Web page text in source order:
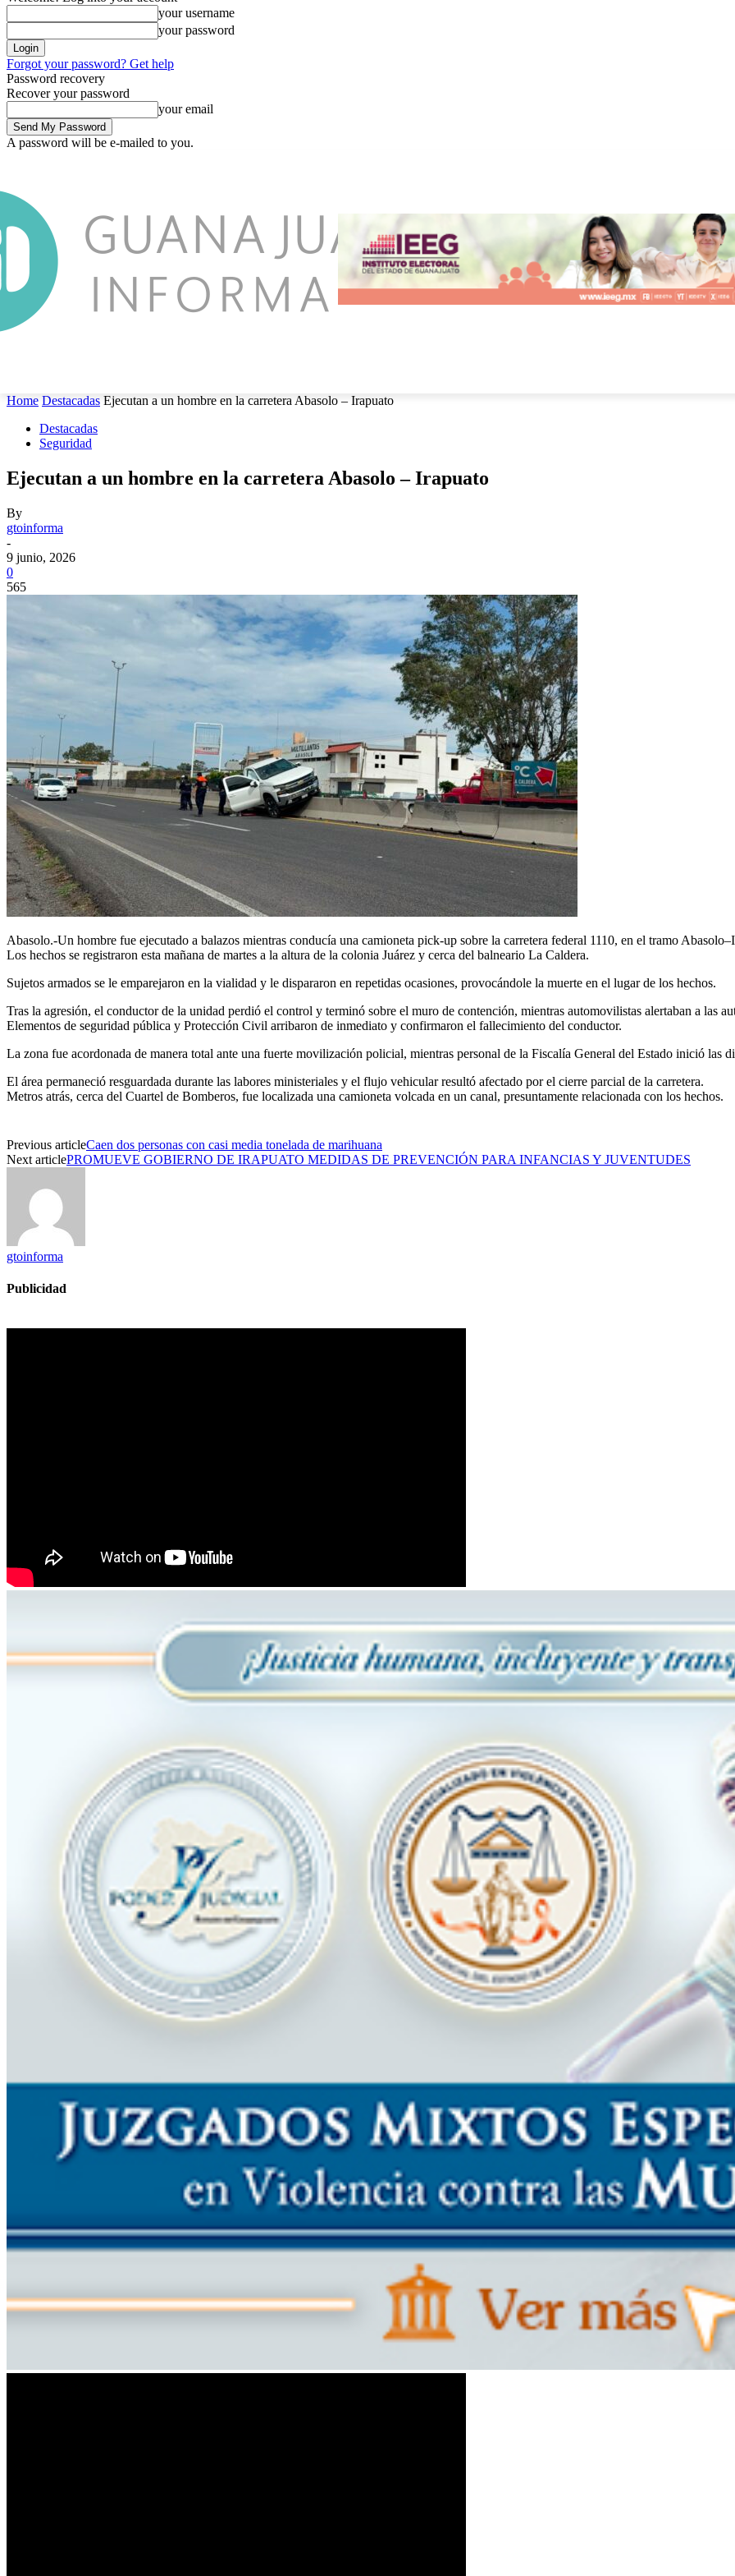
your username
your password
Forgot your password? Get help
Password recovery
Recover your password
your email
A password will be e-mailed to you.
Home Destacadas Ejecutan a un hombre en la carretera Abasolo – Irapuato
Destacadas
Seguridad
Ejecutan a un hombre en la carretera Abasolo – Irapuato
By
gtoinforma
-
9 junio, 2026
0
565
Abasolo.-Un hombre fue ejecutado a balazos mientras conducía una camioneta pick-up sobre la carretera federal 1110, en el tramo
Los hechos se registraron esta mañana de martes a la altura de la colonia Juárez y cerca del balneario La Caldera.
Sujetos armados se le emparejaron en la vialidad y le dispararon en repetidas ocasiones, provocándole la muerte en el lugar de los hechos.
Tras la agresión, el conductor de la unidad perdió el control y terminó sobre el muro de contención, mientras automovilistas alertaban a las
Elementos de seguridad pública y Protección Civil arribaron de inmediato y confirmaron el fallecimiento del conductor.
La zona fue acordonada de manera total ante una fuerte movilización policial, mientras personal de la Fiscalía General del Estado inició las
El área permaneció resguardada durante las labores ministeriales y el flujo vehicular resultó afectado por el cierre parcial de la carretera.
Metros atrás, cerca del Cuartel de Bomberos, fue localizada una camioneta volcada en un canal, presuntamente relacionada con los hechos.
Previous articleCaen dos personas con casi media tonelada de marihuana
Next articlePROMUEVE GOBIERNO DE IRAPUATO MEDIDAS DE PREVENCIÓN PARA INFANCIAS Y JUVENTUDES
gtoinforma
Publicidad